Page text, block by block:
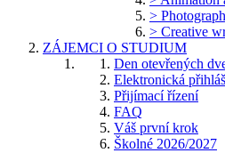
>
> Creative
ZÁJEMCI O STUDIUM
Den otevřených
Elektronická
Přijímací řízení
FAQ
Váš první krok
Školné 2026/2027